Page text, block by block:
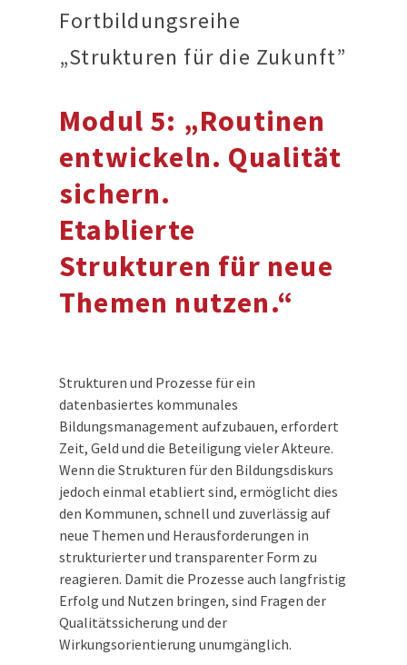
Fortbildungsreihe
„Strukturen für die Zukunft”
Modul 5: „Routinen
entwickeln. Qualität
sichern.
Etablierte
Strukturen für neue
Themen nutzen.“
Strukturen und Prozesse für ein
datenbasiertes kommunales
Bildungsmanagement aufzubauen, erfordert
Zeit, Geld und die Beteiligung vieler Akteure.
Wenn die Strukturen für den Bildungsdiskurs
jedoch einmal etabliert sind, ermöglicht dies
den Kommunen, schnell und zuverlässig auf
neue Themen und Herausforderungen in
strukturierter und transparenter Form zu
reagieren. Damit die Prozesse auch langfristig
Erfolg und Nutzen bringen, sind Fragen der
Qualitätssicherung und der
Wirkungsorientierung unumgänglich.